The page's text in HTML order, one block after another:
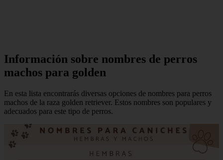
Información sobre nombres de perros
machos para golden
En esta lista encontrarás diversas opciones de nombres para perros
machos de la raza golden retriever. Estos nombres son populares y
adecuados para este tipo de perros.